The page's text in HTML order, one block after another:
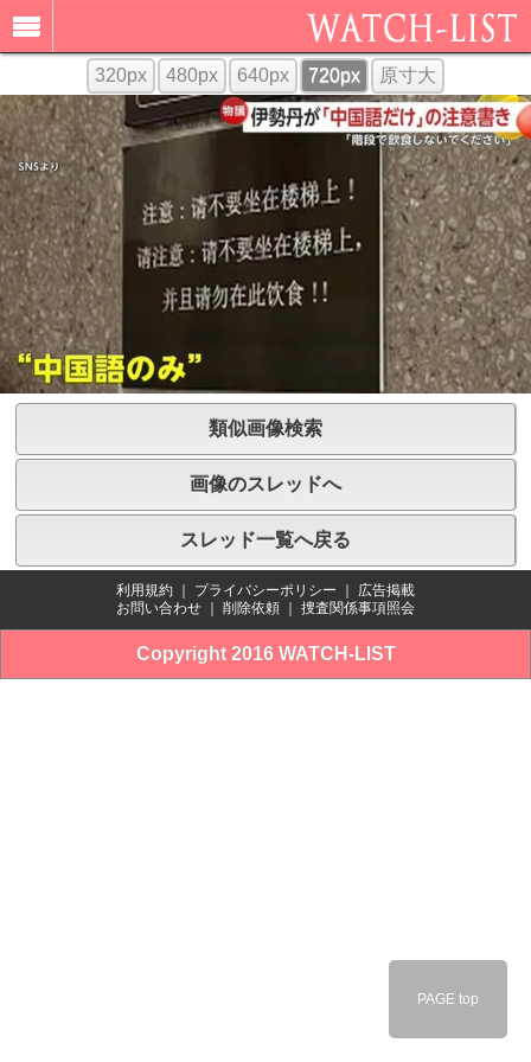
320px 480px 640px 720px 原寸大
類似画像検索
画像のスレッドへ
スレッド一覧へ戻る
利用規約 プライバシーポリシー
広告掲載
お問い合わせ
削除依頼 捜査関係事項照会
Copyright 2016 WATCH-LIST
PAGE top